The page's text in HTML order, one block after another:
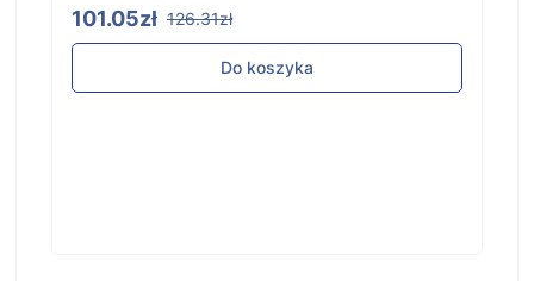
101.05zł 126.31zł
Do koszyka